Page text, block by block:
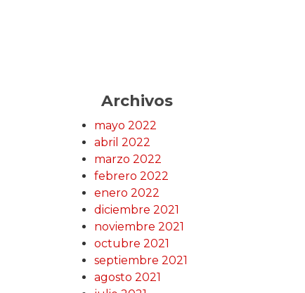
Archivos
mayo 2022
abril 2022
marzo 2022
febrero 2022
enero 2022
diciembre 2021
noviembre 2021
octubre 2021
septiembre 2021
agosto 2021